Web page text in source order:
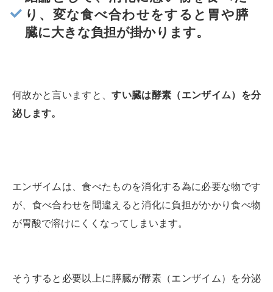
り、変な食べ合わせをすると胃や膵
臓に大きな負担が掛かります。
何故かと言いますと、すい臓は酵素（エンザイム）を分
泌します。
エンザイムは、食べたものを消化する為に必要な物です
が、食べ合わせを間違えると消化に負担がかかり食べ物
が胃酸で溶けにくくなってしまいます。
そうすると必要以上に膵臓が酵素（エンザイム）を分泌